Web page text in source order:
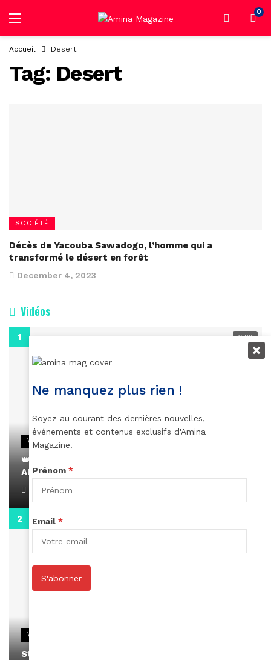
0
Accueil Desert
Tag: Desert
SOCIÉTÉ
Décès de Yacouba Sawadogo, l’homme qui a
transformé le désert en forêt
December 4, 2023
Vidéos
0:29
VIDEOS
👑 Remerciements à Ayden pour son message sur
AMINA, le Magazine de la Femme
April 1, 2022
VIDEOS
Stacy passe un message
Ne manquez plus rien !
Soyez au courant des dernières nouvelles,
événements et contenus exclusifs d'Amina
Magazine.
Prénom *
Email *
S'abonner